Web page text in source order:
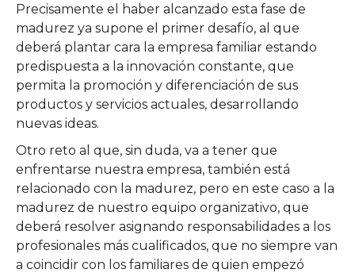
Precisamente el haber alcanzado esta fase de
madurez ya supone el primer desafío, al que
deberá plantar cara la empresa familiar estando
predispuesta a la innovación constante, que
permita la promoción y diferenciación de sus
productos y servicios actuales, desarrollando
nuevas ideas.
Otro reto al que, sin duda, va a tener que
enfrentarse nuestra empresa, también está
relacionado con la madurez, pero en este caso a la
madurez de nuestro equipo organizativo, que
deberá resolver asignando responsabilidades a los
profesionales más cualificados, que no siempre van
a coincidir con los familiares de quien empezó